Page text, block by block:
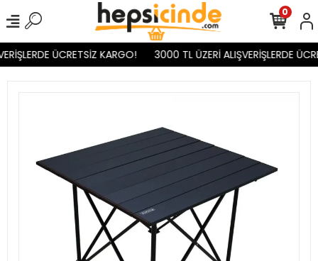
ÜCRETSİZ KARGO! 3000 TL ÜZERİ ALIŞVERİŞLERDE
0